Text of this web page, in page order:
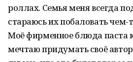
роллах. Семья меня всегда
стараюсь их побаловать чем-
Моё фирменное блюда паста
мечтаю придумать своё